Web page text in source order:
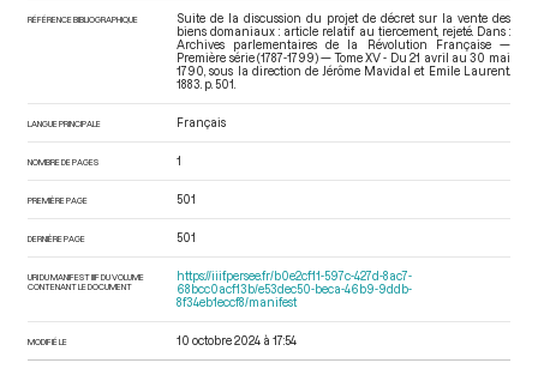
RÉFÉRENCE BIBLIOGRAPHIQUE
Suite de la discussion du projet de décret sur la vente des
biens domaniaux : article relatif au tiercement, rejeté. Dans :
Archives parlementaires de la Révolution Française —
Première série (1787-1799) — Tome XV - Du 21 avril au 30 mai
1790 , sous la direction de Jérôme Mavidal et Emile Laurent.
1883. p. 501.
LANGUE PRINCIPALE Français
NOMBRE DE PAGES 1
PREMIÈRE PAGE 501
DERNIÈRE PAGE 501
URI DU MANIFEST IIIF DU VOLUME
CONTENANT LE DOCUMENT
https://iiif.persee.fr/b0e2cf11-597c-427d-8ac7-
68bcc0acf13b/e53dec50-beca-46b9-9ddb-
8f34eb1eccf8/manifest
MODIFIÉ LE 10 octobre 2024 à 17:54